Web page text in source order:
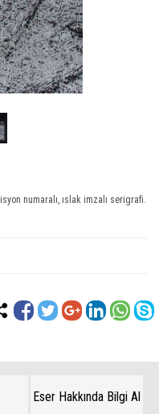
numaralı, ıslak imzalı serigrafi.
Eser Hakkında Bilgi Al